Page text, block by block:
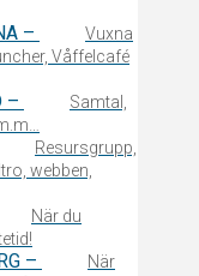
–
Vuxna
Våffelcafé
–
Samtal,
Resursgrupp,
webben,
När du
–
När